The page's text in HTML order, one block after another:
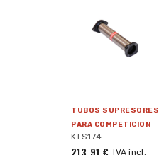
TUBOS SUPRESORES
PARA COMPETICION
KTS174
213,91 € IVA incl.